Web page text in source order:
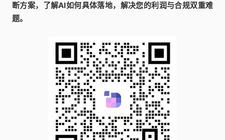
断方案，了解AI如何具体落地，解决您的利润与合规双重难
题。